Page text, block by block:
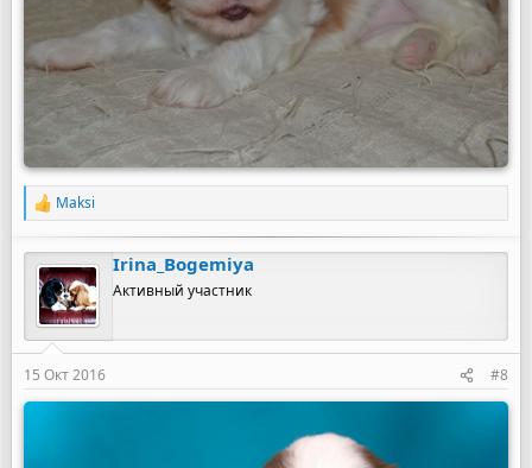
Р
а
к
ц
и
и
:
Maksi
Irina_Bogemiya
Активный участник
15 Окт 2016 #8